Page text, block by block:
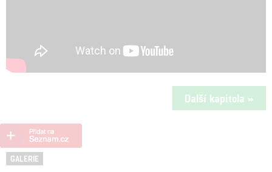
Další kapitola »
GALERIE